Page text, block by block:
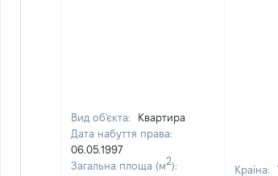
Вид об'єкта:
Квартира
Дата набуття права:
06.05.1997
Загальна площа (м2):
Країна: